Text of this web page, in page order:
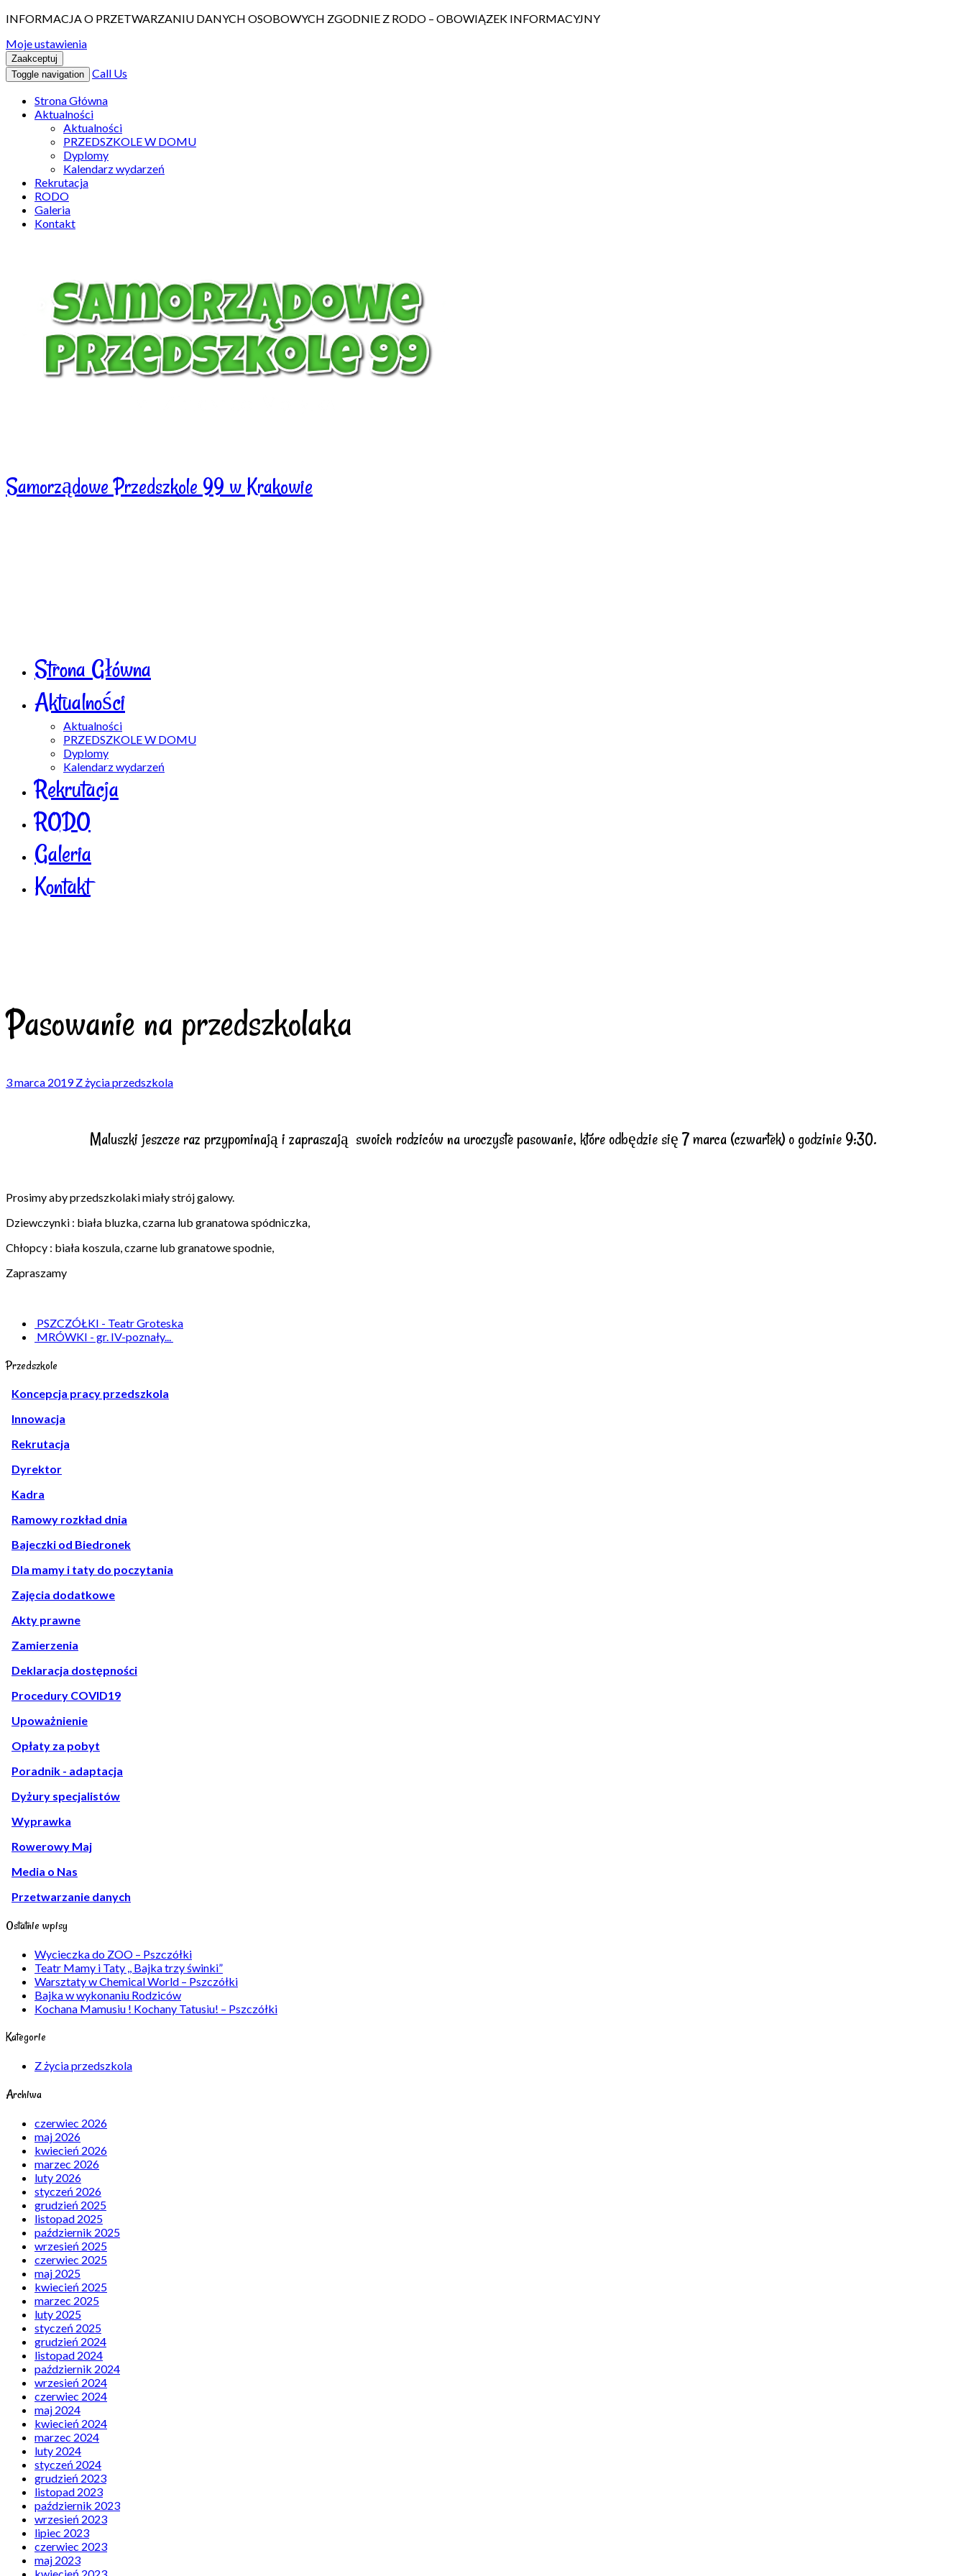
INFORMACJA O PRZETWARZANIU DANYCH OSOBOWYCH ZGODNIE Z RODO – OBOWIĄZEK INFORMACYJNY
Moje ustawienia
Zaakceptuj
Toggle navigation
Call Us
Strona Główna
Aktualności
Aktualności
PRZEDSZKOLE W DOMU
Dyplomy
Kalendarz wydarzeń
Rekrutacja
RODO
Galeria
Kontakt
Samorządowe Przedszkole 99 w Krakowie
Strona Główna
Aktualności
Aktualności
PRZEDSZKOLE W DOMU
Dyplomy
Kalendarz wydarzeń
Rekrutacja
RODO
Galeria
Kontakt
Pasowanie na przedszkolaka
3 marca 2019Z życia przedszkola
Maluszki jeszcze raz przypominają i zapraszają swoich rodziców na uroczyste pasowanie, które odbędzie się 7 marca (czwartek) o godzinie 9:30.
Prosimy aby przedszkolaki miały strój galowy.
Dziewczynki : biała bluzka, czarna lub granatowa spódniczka,
Chłopcy : biała koszula, czarne lub granatowe spodnie,
Zapraszamy
PSZCZÓŁKI - Teatr Groteska
MRÓWKI - gr. IV-poznały...
Przedszkole
Koncepcja pracy przedszkola
Innowacja
Rekrutacja
Dyrektor
Kadra
Ramowy rozkład dnia
Bajeczki od Biedronek
Dla mamy i taty do poczytania
Zajęcia dodatkowe
Akty prawne
Zamierzenia
Deklaracja dostępności
Procedury COVID19
Upoważnienie
Opłaty za pobyt
Poradnik - adaptacja
Dyżury specjalistów
Wyprawka
Rowerowy Maj
Media o Nas
Przetwarzanie danych
Ostatnie wpisy
Wycieczka do ZOO – Pszczółki
Teatr Mamy i Taty ,, Bajka trzy świnki”
Warsztaty w Chemical World – Pszczółki
Bajka w wykonaniu Rodziców
Kochana Mamusiu ! Kochany Tatusiu! – Pszczółki
Kategorie
Z życia przedszkola
Archiwa
czerwiec 2026
maj 2026
kwiecień 2026
marzec 2026
luty 2026
styczeń 2026
grudzień 2025
listopad 2025
październik 2025
wrzesień 2025
czerwiec 2025
maj 2025
kwiecień 2025
marzec 2025
luty 2025
styczeń 2025
grudzień 2024
listopad 2024
październik 2024
wrzesień 2024
czerwiec 2024
maj 2024
kwiecień 2024
marzec 2024
luty 2024
styczeń 2024
grudzień 2023
listopad 2023
październik 2023
wrzesień 2023
lipiec 2023
czerwiec 2023
maj 2023
kwiecień 2023